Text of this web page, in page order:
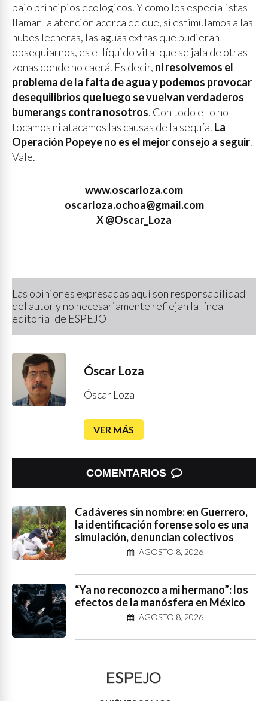
bajo principios ecológicos. Y como los especialistas
llaman la atención acerca de que, si estimulamos a las
nubes lecheras, las aguas extras que pudieran
obsequiarnos, es el líquido vital que se jala de otras
zonas donde no caerá. Es decir, ni resolvemos el
problema de la falta de agua y podemos provocar
desequilibrios que luego se vuelvan verdaderos
bumerangs contra nosotros. Con todo ello no
tocamos ni atacamos las causas de la sequía. La
Operación Popeye no es el mejor consejo a seguir.
Vale.
www.oscarloza.com
oscarloza.ochoa@gmail.com
X @Oscar_Loza
Las opiniones expresadas aquí son responsabilidad
del autor y no necesariamente reflejan la línea
editorial de ESPEJO
Óscar Loza
Óscar Loza
VER MÁS
COMENTARIOS
Cadáveres sin nombre: en Guerrero,
la identificación forense solo es una
simulación, denuncian colectivos
AGOSTO 8, 2026
“Ya no reconozco a mi hermano”: los
efectos de la manósfera en México
AGOSTO 8, 2026